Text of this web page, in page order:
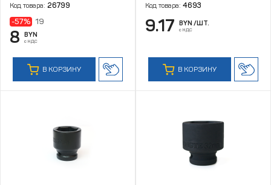
Код товара: 26799
-57% 19
8 BYN
с НДС
В КОРЗИНУ
Код товара: 4693
9.17 BYN /ШТ.
с НДС
В КОРЗИНУ